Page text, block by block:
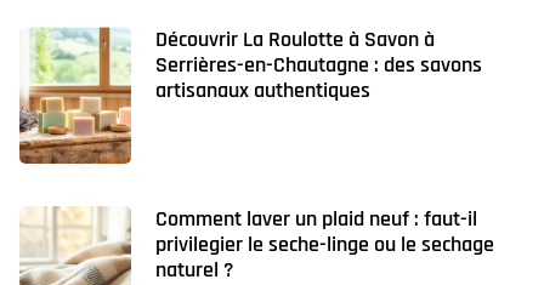
Découvrir La Roulotte à Savon à
Serrières-en-Chautagne : des savons
artisanaux authentiques
Comment laver un plaid neuf : faut-il
privilegier le seche-linge ou le sechage
naturel ?